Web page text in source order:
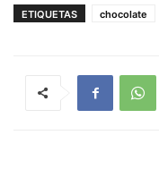
ETIQUETAS chocolate